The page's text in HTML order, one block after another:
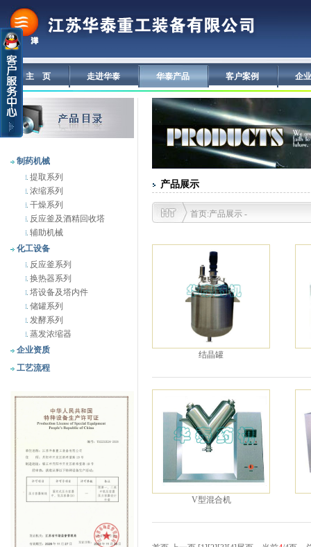
主 页 走进华泰 华泰产品 客户案例 企
制药机械
提取系列
浓缩系列
干燥系列
反应釜及酒精回收塔
辅助机械
化工设备
反应釜系列
换热器系列
塔设备及塔内件
储罐系列
发酵系列
蒸发浓缩器
企业资质
工艺流程
产品展示
首页:产品展示 -
结晶罐
V型混合机